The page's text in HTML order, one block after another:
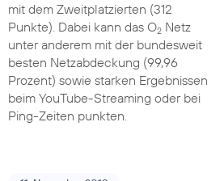
mit dem Zweitplatzierten (312
Punkte). Dabei kann das O2Netz
unter anderem mit der bundesweit
besten Netzabdeckung (99,96
Prozent) sowie starken Ergebnissen
beim YouTube-Streaming oder bei
Ping-Zeiten punkten.